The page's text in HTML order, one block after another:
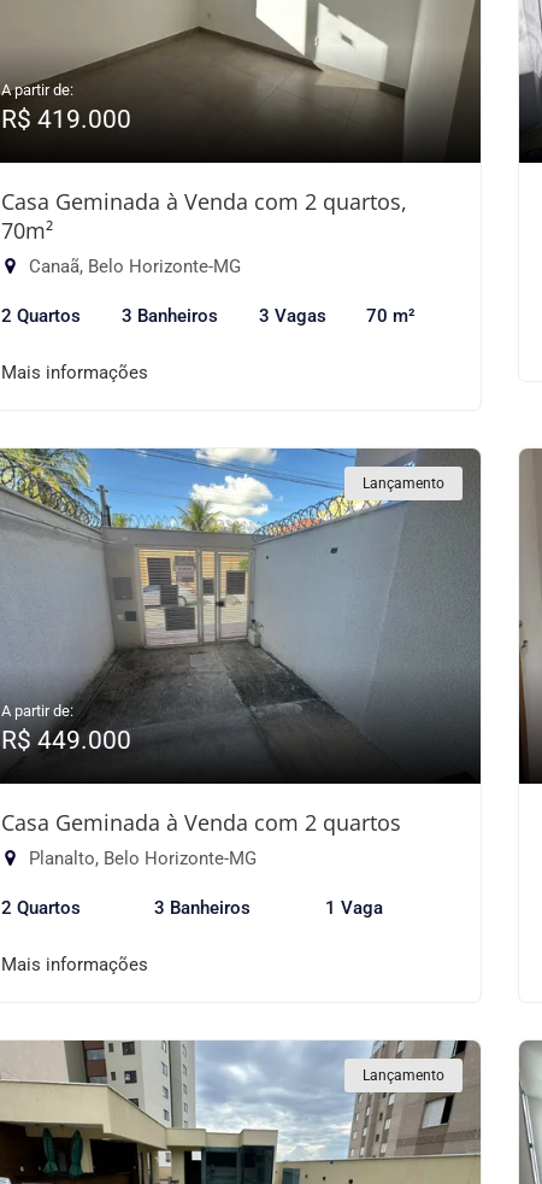
A partir de:
R$ 419.000
Casa Geminada à Venda com 2 quartos,
70m²
Canaã, Belo Horizonte-MG
2 Quartos 3 Banheiros 3 Vagas 70 m²
Mais informações
Lançamento
A partir de:
R$ 449.000
Casa Geminada à Venda com 2 quartos
Planalto, Belo Horizonte-MG
2 Quartos 3 Banheiros 1 Vaga
Mais informações
Lançamento